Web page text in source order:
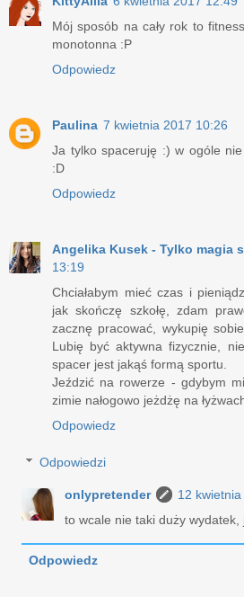
Mój sposób na cały rok to
monotonna :P
Odpowiedz
Paulina 7 kwietnia 2017 10:26
Ja tylko spaceruję :) w ogóle
:D
Odpowiedz
Angelika Kusek - Tylko magia
13:19
Chciałabym mieć czas i
jak skończę szkołę, zdam
zacznę pracować, wykupię
Lubię być aktywna fizycznie,
spacer jest jakąś formą sportu.
Jeździć na rowerze - gdybym
zimie nałogowo jeżdżę na
Odpowiedz
Odpowiedzi
onlypretender
12
to wcale nie taki duży wydatek,
Odpowiedz